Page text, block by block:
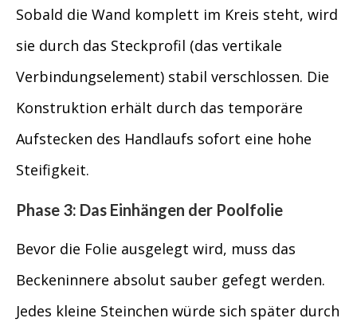
Sobald die Wand komplett im Kreis steht, wird
sie durch das Steckprofil (das vertikale
Verbindungselement) stabil verschlossen. Die
Konstruktion erhält durch das temporäre
Aufstecken des Handlaufs sofort eine hohe
Steifigkeit.
Phase 3: Das Einhängen der Poolfolie
Bevor die Folie ausgelegt wird, muss das
Beckeninnere absolut sauber gefegt werden.
Jedes kleine Steinchen würde sich später durch